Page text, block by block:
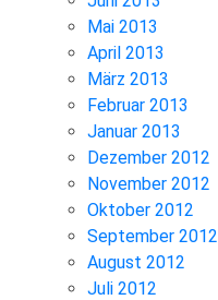
Mai 2013
April 2013
März 2013
Februar 2013
Januar 2013
Dezember 2012
November 2012
Oktober 2012
September 2012
August 2012
Juli 2012